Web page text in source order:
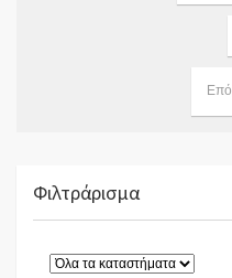
Φιλτράρισμα